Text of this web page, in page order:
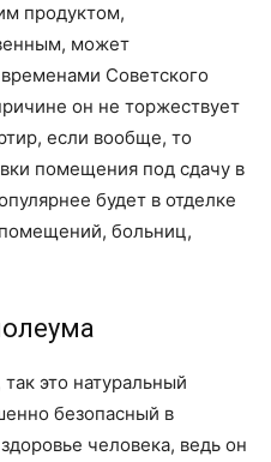
продуктом,
может
Советского
он не торжествует
если вообще, то
помещения под сдачу в
будет в отделке
больниц,
это натуральный
безопасный в
человека, ведь он